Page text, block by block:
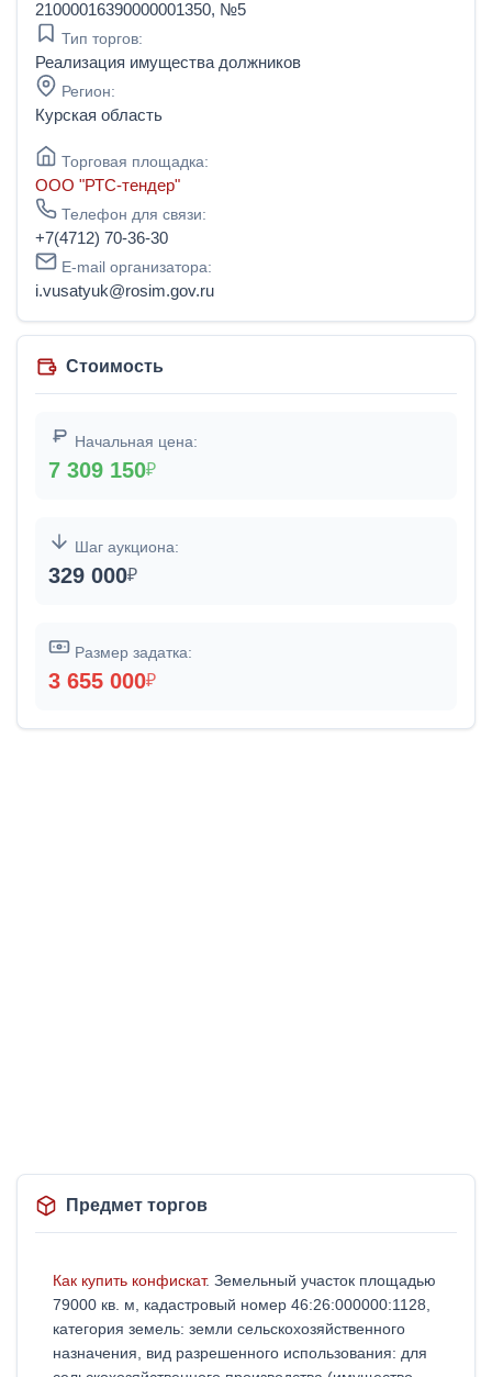
21000016390000001350, №5
Тип торгов:
Реализация имущества должников
Регион:
Курская область
Торговая площадка:
ООО "РТС-тендер"
Телефон для связи:
+7(4712) 70-36-30
E-mail организатора:
i.vusatyuk@rosim.gov.ru
Стоимость
Начальная цена:
7 309 150₽
Шаг аукциона:
329 000₽
Размер задатка:
3 655 000₽
Предмет торгов
Как купить конфискат. Земельный участок площадью
79000 кв. м, кадастровый номер 46:26:000000:1128,
категория земель: земли сельскохозяйственного
назначения, вид разрешенного использования: для